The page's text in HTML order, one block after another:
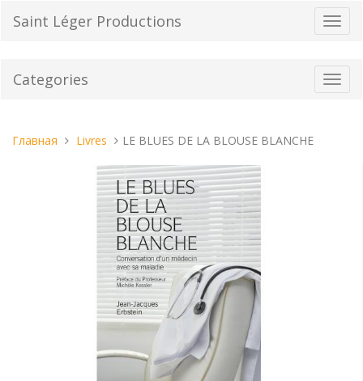
Saint Léger Productions
Categories
Вы
Главная Livres LE BLUES DE LA BLOUSE BLANCHE